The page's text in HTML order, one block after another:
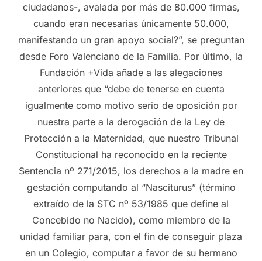
ciudadanos-, avalada por más de 80.000 firmas,
cuando eran necesarias únicamente 50.000,
manifestando un gran apoyo social?”, se preguntan
desde Foro Valenciano de la Familia. Por último, la
Fundación +Vida añade a las alegaciones
anteriores que “debe de tenerse en cuenta
igualmente como motivo serio de oposición por
nuestra parte a la derogación de la Ley de
Protección a la Maternidad, que nuestro Tribunal
Constitucional ha reconocido en la reciente
Sentencia nº 271/2015, los derechos a la madre en
gestación computando al “Nasciturus” (término
extraído de la STC nº 53/1985 que define al
Concebido no Nacido), como miembro de la
unidad familiar para, con el fin de conseguir plaza
en un Colegio, computar a favor de su hermano